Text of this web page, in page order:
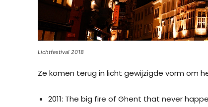
Lichtfestival 2018
Ze komen terug in licht gewijzigde vorm om
2011: The big fire of Ghent that never